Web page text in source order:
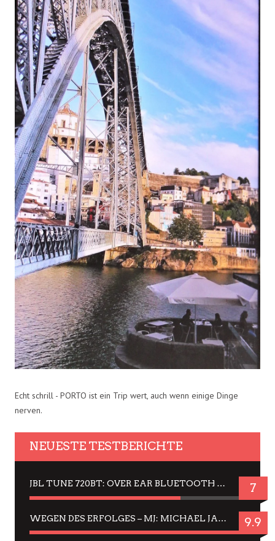
Echt schrill - PORTO ist ein Trip wert, auch wenn einige Dinge
nerven.
NEUESTE TESTBERICHTE
JBL TUNE 720BT: OVER EAR BLUETOOTH KOPFHÖRER UM DIE 50,-€ IM DAUER-TEST 7
WEGEN DES ERFOLGES – MJ: MICHAEL JACKSON MUSICAL IN EINER MATINEE SEHEN 9.9